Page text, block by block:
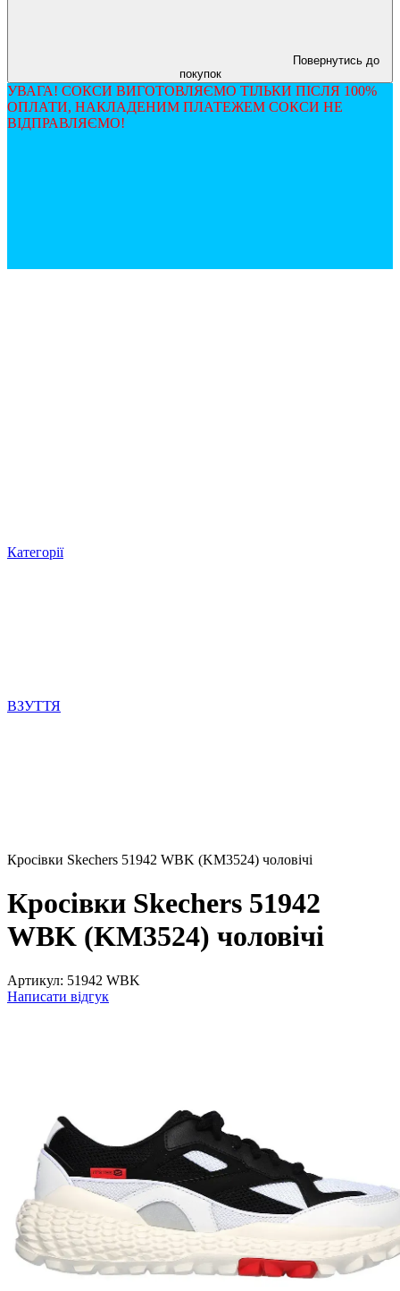
Повернутись до
покупок
УВАГА! СОКСИ ВИГОТОВЛЯЄМО ТІЛЬКИ ПІСЛЯ 100%
ОПЛАТИ, НАКЛАДЕНИМ ПЛАТЕЖЕМ СОКСИ НЕ
ВІДПРАВЛЯЄМО!
Категорії
ВЗУТТЯ
Кросівки Skechers 51942 WBK (KM3524) чоловічі
Кросівки Skechers 51942
WBK (KM3524) чоловічі
Артикул: 51942 WBK
Написати відгук